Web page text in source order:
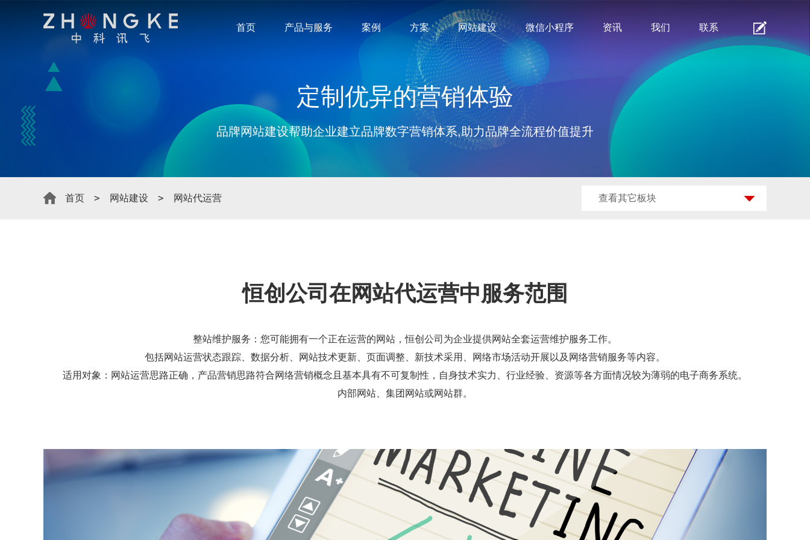
首页 产品与服务 案例 方案 网站建设 微信小程序 资讯 我们 联系
定制优异的营销体验
品牌网站建设帮助企业建立品牌数字营销体系,助力品牌全流程价值提升
首页 网站建设 网站代运营 查看其它板块
恒创公司在网站代运营中服务范围
整站维护服务：您可能拥有一个正在运营的网站，恒创公司为企业提供网站全套运营维护服务工作。
包括网站运营状态跟踪、数据分析、网站技术更新、页面调整、新技术采用、网络市场活动开展以及网络营销服务等内容。
适用对象：网站运营思路正确，产品营销思路符合网络营销概念且基本具有不可复制性，自身技术实力、行业经验、资源等各方面情况较为薄弱的电子商务系统。
内部网站、集团网站或网站群。